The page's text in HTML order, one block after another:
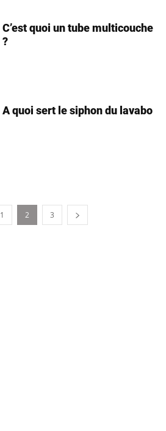
C’est quoi un tube multicouche
?
A quoi sert le siphon du lavabo
1 2 3